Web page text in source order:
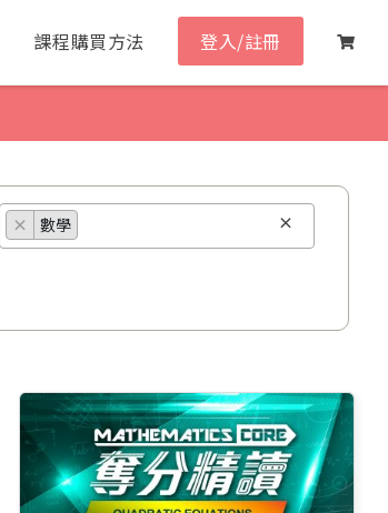
課程購買方法 登入/註冊
×
× 數學